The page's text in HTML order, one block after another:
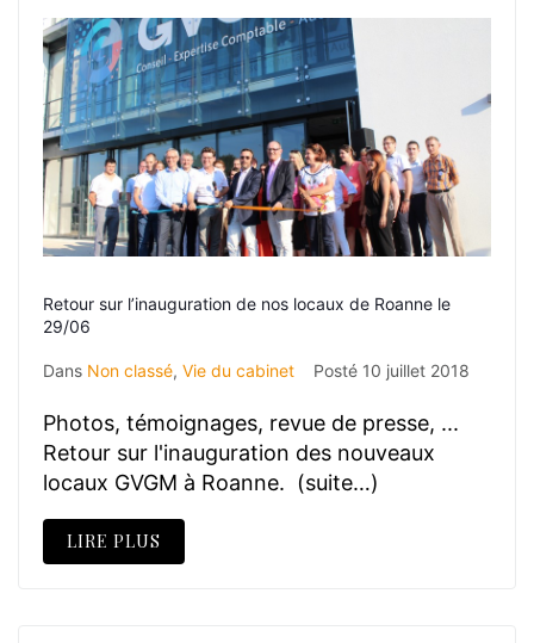
Retour sur l’inauguration de nos locaux de Roanne le
29/06
Dans Non classé, Vie du cabinet Posté 10 juillet 2018
Photos, témoignages, revue de presse, ...
Retour sur l'inauguration des nouveaux
locaux GVGM à Roanne. (suite…)
LIRE PLUS